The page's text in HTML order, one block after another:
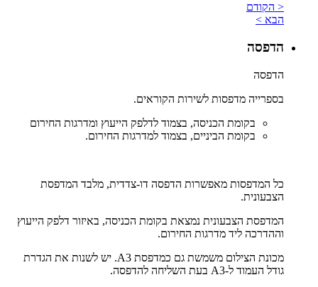
< הקודם
הבא >
הדפסה
הדפסה
בספרייה מדפסות לשירות הקוראים.
בקומת הכניסה, בצמוד לדלפק הייעוץ ומדרגות החירום
בקומת הביניים, בצמוד למדרגות החירום.
כל המדפסות מאפשרות הדפסה דו-צדדית, מלבד המדפסת
הצבעונית.
המדפסת הצבעונית נמצאת בקומת הכניסה, באיזור דלפק הייעוץ
וההדרכה ליד מדרגות החירום.
מכונת הצילום משמשת גם כמדפסת A3. יש לשנות את הגדרת
גודל העמוד ל-A3 בעת השליחה להדפסה.